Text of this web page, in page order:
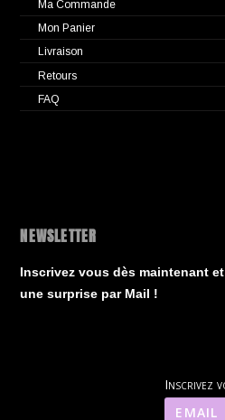
Ma Commande
Mon Panier
Livraison
Retours
FAQ
NEWSLETTER
Inscrivez vous dès maintenant
une surprise par Mail !
Inscrivez